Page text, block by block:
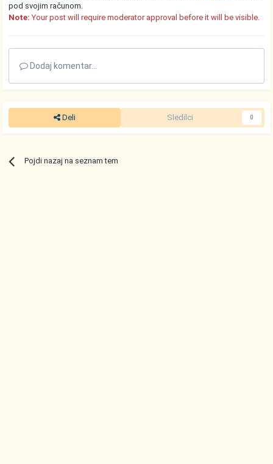
pod svojim računom.
Note: Your post will require moderator approval before it will be visible.
Dodaj komentar...
Deli Sledilci 0
Pojdi nazaj na seznam tem